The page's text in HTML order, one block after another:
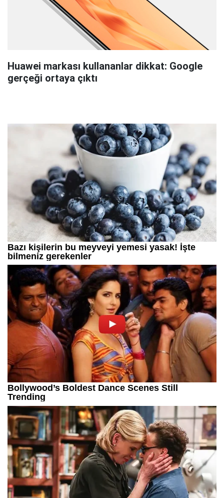
Huawei markası kullananlar dikkat: Google
gerçeği ortaya çıktı